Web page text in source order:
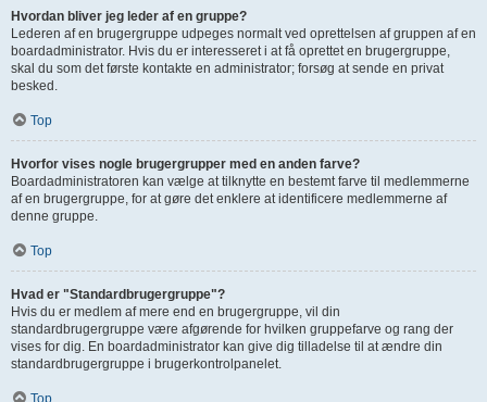
Hvordan bliver jeg leder af en gruppe?
Lederen af en brugergruppe udpeges normalt ved oprettelsen af gruppen af en
boardadministrator. Hvis du er interesseret i at få oprettet en brugergruppe,
skal du som det første kontakte en administrator; forsøg at sende en privat
besked.
Top
Hvorfor vises nogle brugergrupper med en anden farve?
Boardadministratoren kan vælge at tilknytte en bestemt farve til medlemmerne
af en brugergruppe, for at gøre det enklere at identificere medlemmerne af
denne gruppe.
Top
Hvad er "Standardbrugergruppe"?
Hvis du er medlem af mere end en brugergruppe, vil din
standardbrugergruppe være afgørende for hvilken gruppefarve og rang der
vises for dig. En boardadministrator kan give dig tilladelse til at ændre din
standardbrugergruppe i brugerkontrolpanelet.